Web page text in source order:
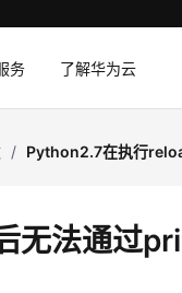
务 了解华为云
/ Python2.7在执行
无法通过